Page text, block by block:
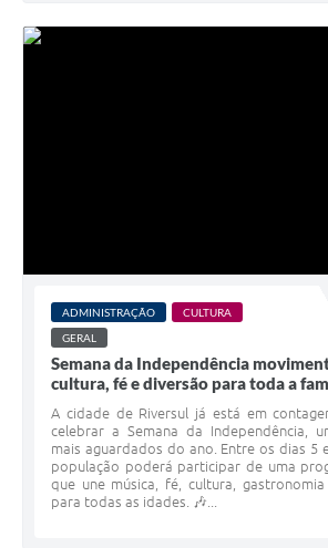
ADMINISTRAÇÃO
CULTURA
GERAL
Semana da Independência
cultura, fé e diversão para toda a
A cidade de Riversul já está em
celebrar a Semana da Independência,
mais aguardados do ano. Entre os dias 5
população poderá participar de uma
que une música, fé, cultura,
para todas as idades. 🎶...